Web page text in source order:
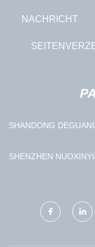
NACHRICHT
SHANDONG DEGUANG STEIN
SHENZHEN NUOXINYUAN